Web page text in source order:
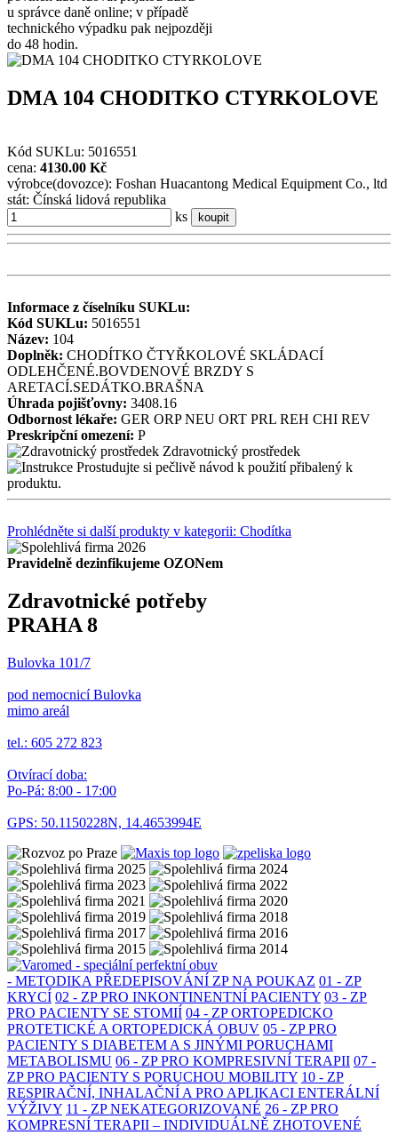
u správce daně online; v případě
technického výpadku pak nejpozději
do 48 hodin.
DMA 104 CHODITKO CTYRKOLOVE
Kód SUKLu: 5016551
cena: 4130.00 Kč
výrobce(dovozce): Foshan Huacantong Medical Equipment Co., ltd
stát: Čínská lidová republika
ks
koupit
Informace z číselníku SUKLu:
Kód SUKLu: 5016551
Název: 104
Doplněk: CHODÍTKO ČTYŘKOLOVÉ SKLÁDACÍ
ODLEHČENÉ.BOVDENOVÉ BRZDY S
ARETACÍ.SEDÁTKO.BRAŠNA
Úhrada pojišťovny: 3408.16
Odbornost lékaře: GER ORPNEU ORT PRL REH CHI REV
Preskripční omezení: P
Zdravotnický prostředek
Prostudujte si pečlivě návod k použití přibalený k
produktu.
Prohlédněte si další produkty v kategorii: Chodítka
Pravidelně dezinfikujeme OZONem
Zdravotnické potřeby
PRAHA 8
Bulovka 101/7
pod nemocnicí Bulovka
mimo areál
tel.: 605 272 823
Otvírací doba:
Po-Pá: 8:00 - 17:00
GPS: 50.1150228N, 14.4653994E
- METODIKA PŘEDEPISOVÁNÍ ZP NA POUKAZ 01 - ZP
KRYCÍ 02 - ZP PRO INKONTINENTNÍ PACIENTY 03 - ZP
PRO PACIENTY SE STOMIÍ 04 - ZP ORTOPEDICKO
PROTETICKÉ A ORTOPEDICKÁ OBUV 05 - ZP PRO
PACIENTY S DIABETEM A S JINÝMI PORUCHAMI
METABOLISMU 06 - ZP PRO KOMPRESIVNÍ TERAPII 07 -
ZP PRO PACIENTY S PORUCHOU MOBILITY 10 - ZP
RESPIRAČNÍ, INHALAČNÍ A PRO APLIKACI ENTERÁLNÍ
VÝŽIVY 11 - ZP NEKATEGORIZOVANÉ 26 - ZP PRO
KOMPRESNÍ TERAPII – INDIVIDUÁLNĚ ZHOTOVENÉ